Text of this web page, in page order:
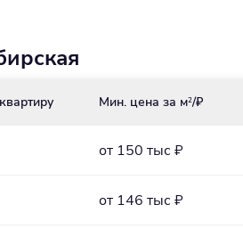
Мин. цена за м2/₽
от 150 тыс ₽
от 146 тыс ₽